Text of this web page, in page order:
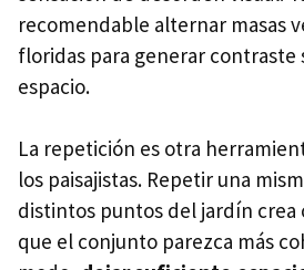
recomendable alternar masas
floridas para generar contraste
espacio.
La repetición es otra
los paisajistas. Repetir una
distintos puntos del jardín crea
que el conjunto parezca más